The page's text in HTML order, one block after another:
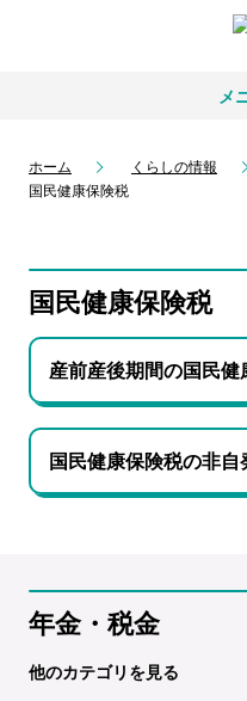
メ
ホーム くらしの情報
国民健康保険税
国民健康保険税
産前産後期間の国民
国民健康保険税の非
年金・税金
他のカテゴリを見る